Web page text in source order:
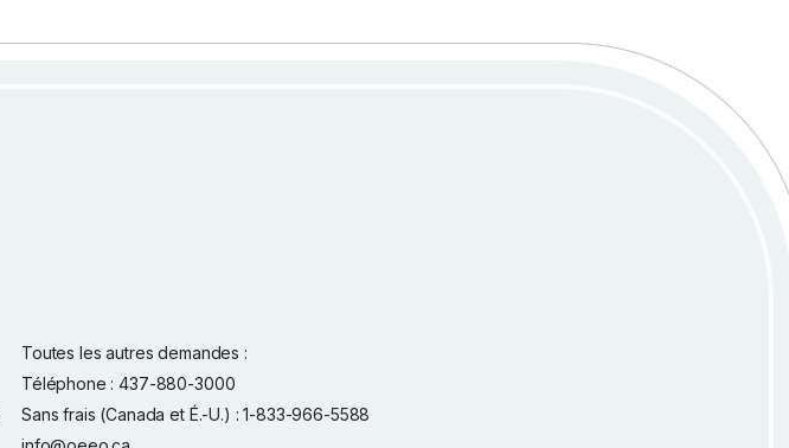
Toutes les autres demandes :
Téléphone : 437-880-3000
Sans frais (Canada et É.-U.) : 1-833-966-5588